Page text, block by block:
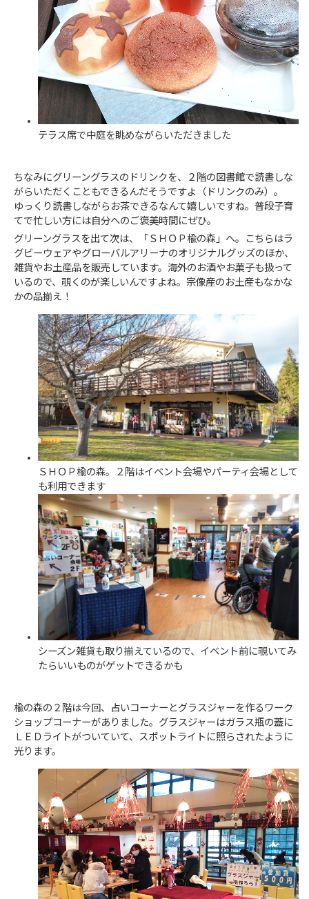
テラス席で中庭を眺めながらいただきました
ちなみにグリーングラスのドリンクを、２階の図書館で読書しな
がらいただくこともできるんだそうですよ（ドリンクのみ）。
ゆっくり読書しながらお茶できるなんて嬉しいですね。普段子育
てで忙しい方には自分へのご褒美時間にぜひ。
グリーングラスを出て次は、「ＳＨＯＰ楡の森」へ。こちらはラ
グビーウェアやグローバルアリーナのオリジナルグッズのほか、
雑貨やお土産品を販売しています。海外のお酒やお菓子も扱って
いるので、覗くのが楽しいんですよね。宗像産のお土産もなかな
かの品揃え！
ＳＨＯＰ楡の森。２階はイベント会場やパーティ会場として
も利用できます
シーズン雑貨も取り揃えているので、イベント前に覗いてみ
たらいいものがゲットできるかも
楡の森の２階は今回、占いコーナーとグラスジャーを作るワーク
ショップコーナーがありました。グラスジャーはガラス瓶の蓋に
ＬＥＤライトがついていて、スポットライトに照らされたように
光ります。